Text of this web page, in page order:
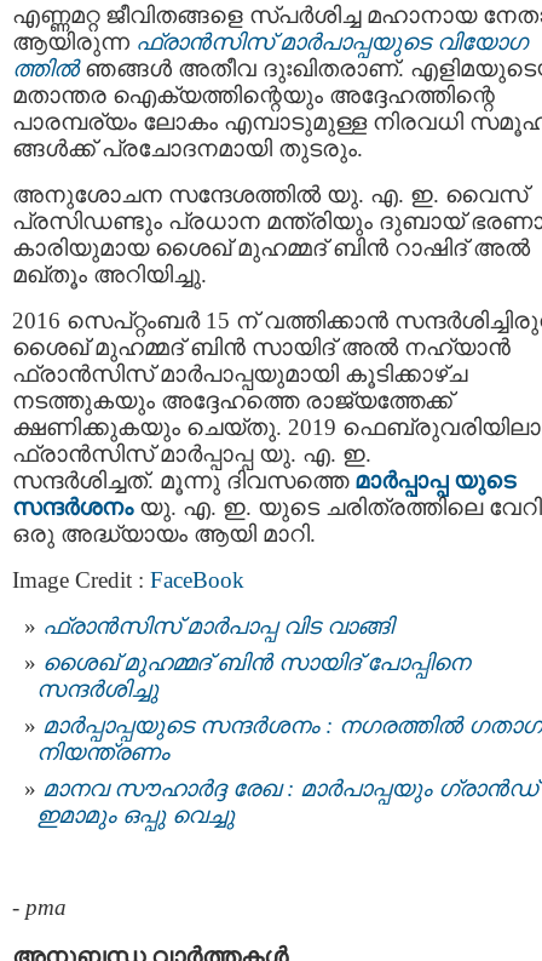
എണ്ണമറ്റ ജീവിതങ്ങളെ സ്പർശിച്ച മഹാനായ
ആയിരുന്ന ഫ്രാൻസിസ് മാർപാപ്പയുടെ വിയോഗ
ത്തിൽഞങ്ങൾ അതീവ ദുഃഖിതരാണ്.
മതാന്തര ഐക്യത്തിന്റെയും അദ്ദേഹത്തിന്റെ
പാരമ്പര്യം ലോകം എമ്പാടുമുള്ള നിരവധി
ങ്ങൾക്ക് പ്രചോദനമായി തുടരും.
അനുശോചന സന്ദേശത്തിൽ യു. എ. ഇ. വൈസ്
പ്രസിഡണ്ടും പ്രധാന മന്ത്രിയും ദുബായ്
കാരിയുമായ ശൈഖ് മുഹമ്മദ് ബിൻ റാഷിദ് അൽ
മഖ്‌തൂം അറിയിച്ചു.
2016 സെപ്റ്റംബർ 15 ന് വത്തിക്കാൻ
ശൈഖ് മുഹമ്മദ് ബിൻ സായിദ് അൽ നഹ്യാൻ
ഫ്രാൻസിസ് മാർപാപ്പയുമായി കൂടിക്കാഴ്ച
നടത്തുകയും അദ്ദേഹത്തെ രാജ്യത്തേക്ക്
ക്ഷണിക്കുകയും ചെയ്തു. 2019
ഫ്രാൻസിസ് മാർപ്പാപ്പ യു. എ. ഇ.
സന്ദർശിച്ചത്. മൂന്നു ദിവസത്തെ മാർപ്പാപ്പ യുടെ
സന്ദർശനംയു. എ. ഇ. യുടെ ചരിത്രത്തിലെ
ഒരു അദ്ധ്യായം ആയി മാറി.
Image Credit : FaceBook
ഫ്രാന്‍സിസ് മാര്‍പാപ്പ വിട വാങ്ങി
ശൈഖ് മുഹമ്മദ് ബിന്‍ സായിദ് പോപ്പിനെ
സന്ദർശിച്ചു
മാർപ്പാപ്പയുടെ സന്ദർശനം : നഗരത്തിൽ
നിയന്ത്രണം
മാനവ സൗഹാർദ്ദ രേഖ : മാർപാപ്പയും ഗ്രാൻഡ്
ഇമാമും ഒപ്പു വെച്ചു
- pma